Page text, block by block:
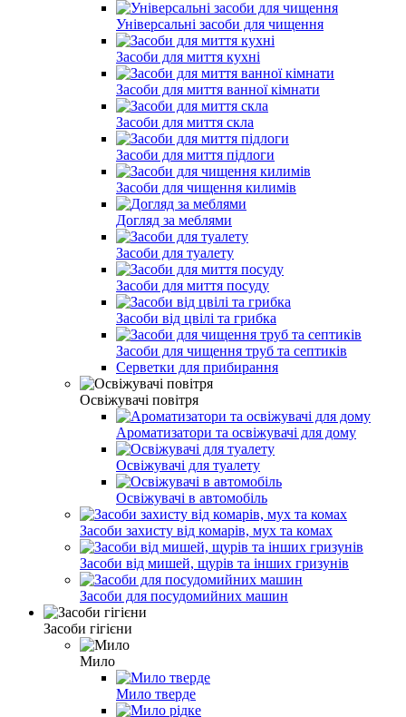
Універсальні засоби для чищення
Засоби для миття кухні
Засоби для миття ванної кімнати
Засоби для миття скла
Засоби для миття підлоги
Засоби для чищення килимів
Догляд за меблями
Засоби для туалету
Засоби для миття посуду
Засоби від цвілі та грибка
Засоби для чищення труб та септиків
Серветки для прибирання
Освіжувачі повітря
Ароматизатори та освіжувачі для дому
Освіжувачі для туалету
Освіжувачі в автомобіль
Засоби захисту від комарів, мух та комах
Засоби від мишей, щурів та інших гризунів
Засоби для посудомийних машин
Засоби гігієни
Мило
Мило тверде